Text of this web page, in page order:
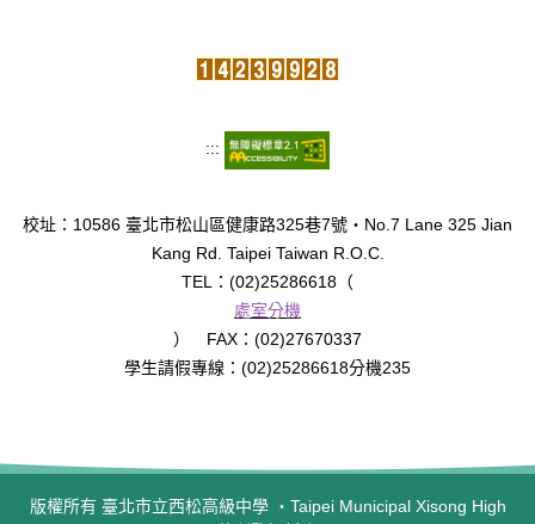
:::
校址：10586 臺北市松山區健康路325巷7號‧No.7 Lane 325 Jian
Kang Rd. Taipei Taiwan R.O.C.
TEL：(02)25286618（
處室分機
） FAX：(02)27670337
學生請假專線：(02)25286618分機235
版權所有 臺北市立西松高級中學 ‧Taipei Municipal Xisong High